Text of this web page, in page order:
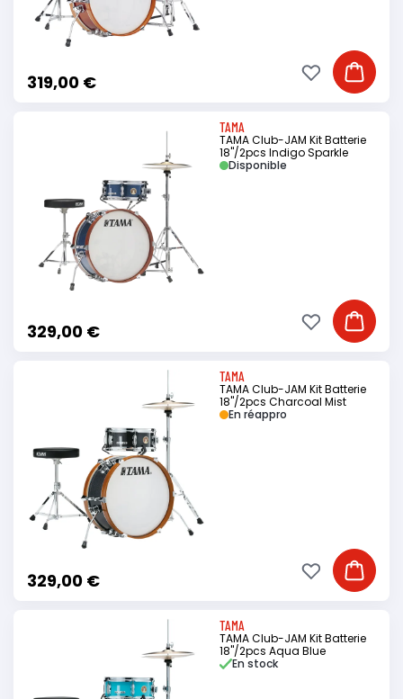
319,00 € Ajouter
Ajouter à ma
TAMA
TAMA Club-JAM Kit Batterie
18"/2pcs Indigo Sparkle
329,00 €
Disponible
Ajouter
Ajouter à ma
TAMA
TAMA Club-JAM Kit Batterie
18"/2pcs Charcoal Mist
329,00 €
En réappro
Ajouter
Ajouter à ma
TAMA
TAMA Club-JAM Kit Batterie
18"/2pcs Aqua Blue
En stock